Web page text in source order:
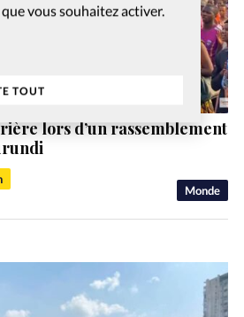
vous souhaitez activer.
TOUT
Monde
lors d’un rassemblement